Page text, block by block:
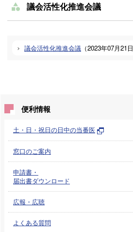
議会活性化推進会議
議会活性化推進会議 （2023年07月21日
便利情報
土・日・祝日の日中の当番医
窓口のご案内
申請書・
届出書ダウンロード
広報・広聴
よくある質問